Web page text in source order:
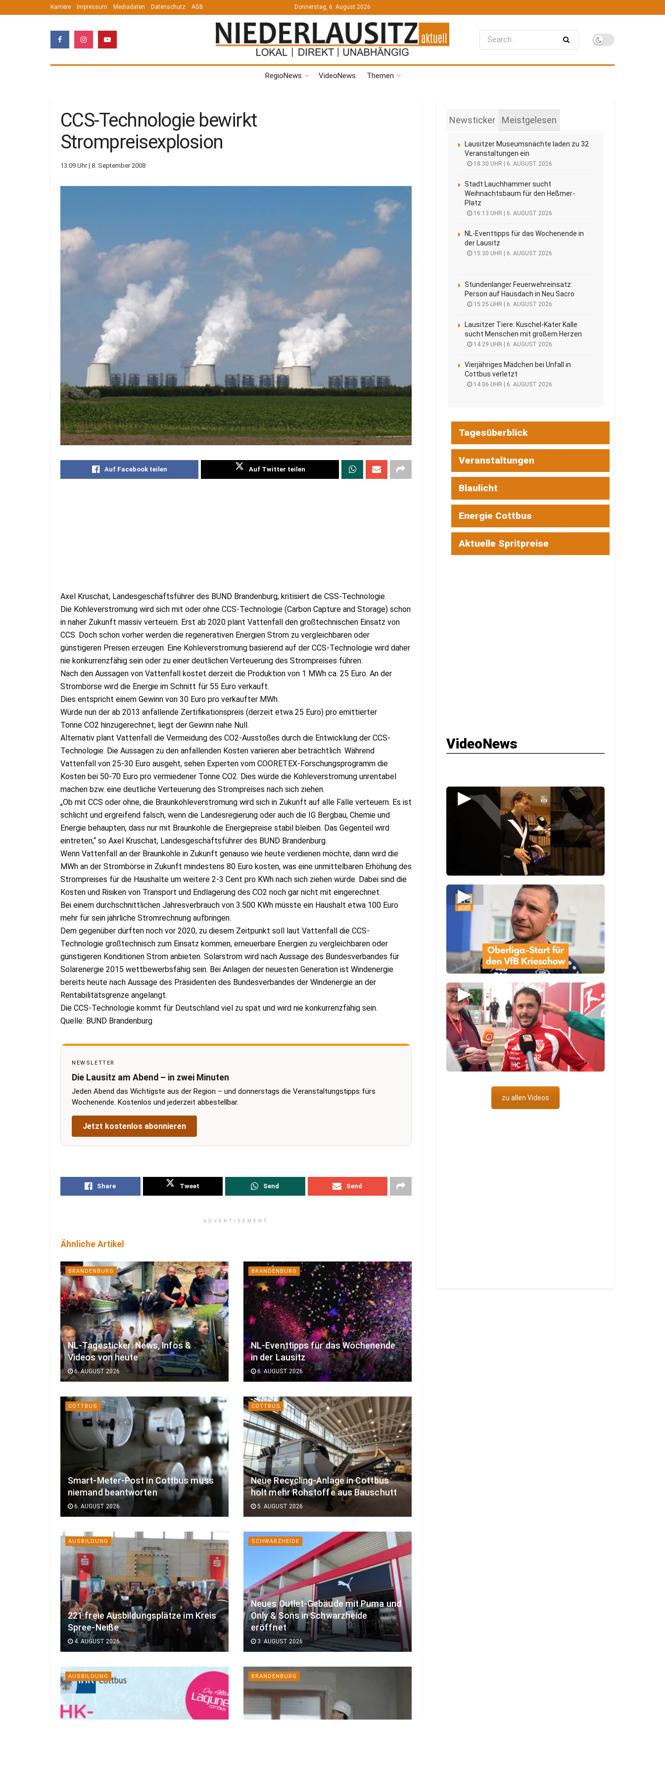
Karriere Impressum Mediadaten Datenschutz AGB Donnerstag, 6. August 2026
RegioNews VideoNews Themen
CCS-Technologie bewirkt
Strompreisexplosion
13:09 Uhr | 8. September 2008
Auf Facebook teilen Auf Twitter teilen
Axel Kruschat, Landesgeschäftsführer des BUND Brandenburg, kritisiert die CSS-Technologie.
Die Kohleverstromung wird sich mit oder ohne CCS-Technologie (Carbon Capture and Storage) schon
in naher Zukunft massiv verteuern. Erst ab 2020 plant Vattenfall den großtechnischen Einsatz von
CCS. Doch schon vorher werden die regenerativen Energien Strom zu vergleichbaren oder
günstigeren Preisen erzeugen. Eine Kohleverstromung basierend auf der CCS-Technologie wird daher
nie konkurrenzfähig sein oder zu einer deutlichen Verteuerung des Strompreises führen.
Nach den Aussagen von Vattenfall kostet derzeit die Produktion von 1 MWh ca. 25 Euro. An der
Strombörse wird die Energie im Schnitt für 55 Euro verkauft.
Dies entspricht einem Gewinn von 30 Euro pro verkaufter MWh.
Würde nun der ab 2013 anfallende Zertifikationspreis (derzeit etwa 25 Euro) pro emittierter
Tonne CO2 hinzugerechnet, liegt der Gewinn nahe Null.
Alternativ plant Vattenfall die Vermeidung des CO2-Ausstoßes durch die Entwicklung der CCS-
Technologie. Die Aussagen zu den anfallenden Kosten variieren aber beträchtlich. Während
Vattenfall von 25-30 Euro ausgeht, sehen Experten vom COORETEX-Forschungsprogramm die
Kosten bei 50-70 Euro pro vermiedener Tonne CO2. Dies würde die Kohleverstromung unrentabel
machen bzw. eine deutliche Verteuerung des Strompreises nach sich ziehen.
„Ob mit CCS oder ohne, die Braunkohleverstromung wird sich in Zukunft auf alle Fälle verteuern. Es ist
schlicht und ergreifend falsch, wenn die Landesregierung oder auch die IG Bergbau, Chemie und
Energie behaupten, dass nur mit Braunkohle die Energiepreise stabil bleiben. Das Gegenteil wird
eintreten,“ so Axel Kruschat, Landesgeschäftsführer des BUND Brandenburg.
Wenn Vattenfall an der Braunkohle in Zukunft genauso wie heute verdienen möchte, dann wird die
MWh an der Strombörse in Zukunft mindestens 80 Euro kosten, was eine unmittelbaren Erhöhung des
Strompreises für die Haushalte um weitere 2-3 Cent pro KWh nach sich ziehen würde. Dabei sind die
Kosten und Risiken von Transport und Endlagerung des CO2 noch gar nicht mit eingerechnet.
Bei einem durchschnittlichen Jahresverbrauch von 3.500 KWh müsste ein Haushalt etwa 100 Euro
mehr für sein jährliche Stromrechnung aufbringen.
Dem gegenüber dürften noch vor 2020, zu diesem Zeitpunkt soll laut Vattenfall die CCS-
Technologie großtechnisch zum Einsatz kommen, erneuerbare Energien zu vergleichbaren oder
günstigeren Konditionen Strom anbieten. Solarstrom wird nach Aussage des Bundesverbandes für
Solarenergie 2015 wettbewerbsfähig sein. Bei Anlagen der neuesten Generation ist Windenergie
bereits heute nach Aussage des Präsidenten des Bundesverbandes der Windenergie an der
Rentabilitätsgrenze angelangt.
Die CCS-Technologie kommt für Deutschland viel zu spät und wird nie konkurrenzfähig sein.
Quelle: BUND Brandenburg
NEWSLETTER
Die Lausitz am Abend – in zwei Minuten
Jeden Abend das Wichtigste aus der Region – und donnerstags die Veranstaltungstipps fürs
Wochenende. Kostenlos und jederzeit abbestellbar.
Jetzt kostenlos abonnieren
Share Tweet Send Send
ADVERTISEMENT
Ähnliche Artikel
BRANDENBURG
NL-Tagesticker: News, Infos &
Videos von heute
6. AUGUST 2026
BRANDENBURG
NL-Eventtipps für das Wochenende
in der Lausitz
6. AUGUST 2026
COTTBUS
Smart-Meter-Post in Cottbus muss
niemand beantworten
6. AUGUST 2026
COTTBUS
Neue Recycling-Anlage in Cottbus
holt mehr Rohstoffe aus Bauschutt
5. AUGUST 2026
AUSBILDUNG
221 freie Ausbildungsplätze im Kreis
Spree-Neiße
4. AUGUST 2026
SCHWARZHEIDE
Neues Outlet-Gebäude mit Puma und
Only & Sons in Schwarzheide
eröffnet
3. AUGUST 2026
AUSBILDUNG BRANDENBURG
Newsticker Meistgelesen
Lausitzer Museumsnächte laden zu 32
Veranstaltungen ein
18:30 UHR | 6. AUGUST 2026
Stadt Lauchhammer sucht
Weihnachtsbaum für den Heßmer-
Platz
16:13 UHR | 6. AUGUST 2026
NL-Eventtipps für das Wochenende in
der Lausitz
15:30 UHR | 6. AUGUST 2026
Stundenlanger Feuerwehreinsatz:
Person auf Hausdach in Neu Sacro
15:25 UHR | 6. AUGUST 2026
Lausitzer Tiere: Kuschel-Kater Kalle
sucht Menschen mit großem Herzen
14:29 UHR | 6. AUGUST 2026
Vierjähriges Mädchen bei Unfall in
Cottbus verletzt
14:06 UHR | 6. AUGUST 2026
Tagesüberblick
Veranstaltungen
Blaulicht
Energie Cottbus
Aktuelle Spritpreise
VideoNews
▶
▶
▶
zu allen Videos